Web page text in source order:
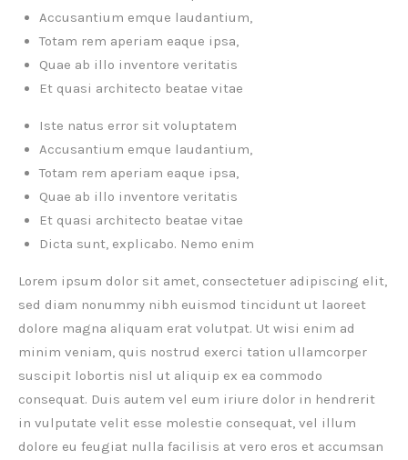
Accusantium emque laudantium,
Totam rem aperiam eaque ipsa,
Quae ab illo inventore veritatis
Et quasi architecto beatae vitae
Iste natus error sit voluptatem
Accusantium emque laudantium,
Totam rem aperiam eaque ipsa,
Quae ab illo inventore veritatis
Et quasi architecto beatae vitae
Dicta sunt, explicabo. Nemo enim
Lorem ipsum dolor sit amet, consectetuer adipiscing elit,
sed diam nonummy nibh euismod tincidunt ut laoreet
dolore magna aliquam erat volutpat. Ut wisi enim ad
minim veniam, quis nostrud exerci tation ullamcorper
suscipit lobortis nisl ut aliquip ex ea commodo
consequat. Duis autem vel eum iriure dolor in hendrerit
in vulputate velit esse molestie consequat, vel illum
dolore eu feugiat nulla facilisis at vero eros et accumsan